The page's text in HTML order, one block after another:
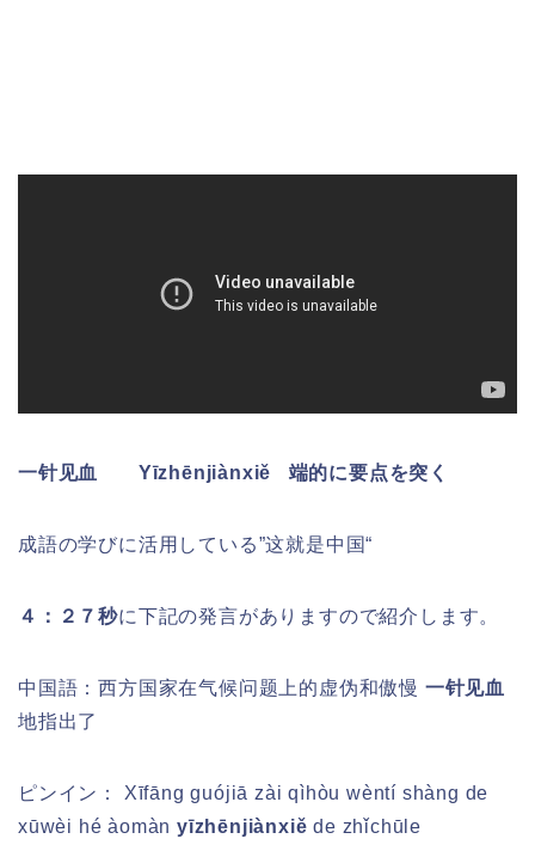
一针见血 Yīzhēnjiànxiě 端的に要点を突く
成語の学びに活用している”这就是中国“
４：２７秒に下記の発言がありますので紹介します。
中国語：西方国家在气候问题上的虚伪和傲慢 一针见血
地指出了
ピンイン： Xīfāng guójiā zài qìhòu wèntí shàng de
xūwèi hé àomànyīzhēnjiànxiě de zhǐchūle